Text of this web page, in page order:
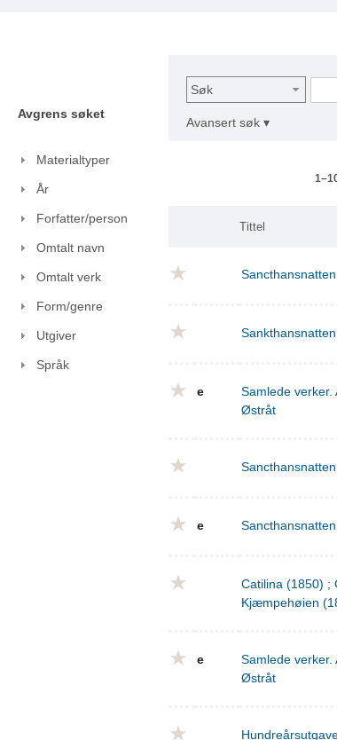
Avgrens søket
Materialtyper
År
Forfatter/person
Omtalt navn
Omtalt verk
Form/genre
Utgiver
Språk
Søk
Avansert søk ▾
Tittel
Sancthansnatten
Sankthansnatten
e
Samlede
Østråt
Sancthansnatten
e
Catilina (1850) ;
Kjæmpehøien
e
Samlede
Østråt